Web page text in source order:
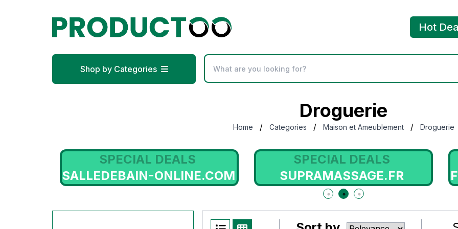
Hot
Shop by Categories
Droguerie
Home / Categories / Maison et Ameublement / Droguerie
SPECIAL DEALS
SALLEDEBAIN-ONLINE.COM
SPECIAL DEALS
SUPRAMASSAGE.FR